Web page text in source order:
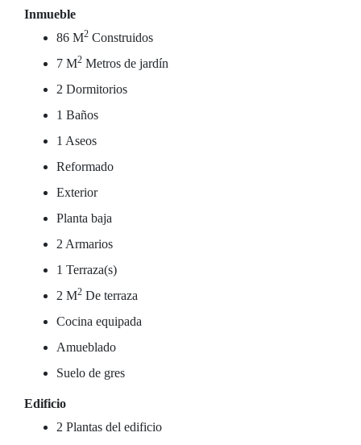
Inmueble
86 M2 Construidos
7 M2 Metros de jardín
2 Dormitorios
1 Baños
1 Aseos
Reformado
Exterior
Planta baja
2 Armarios
1 Terraza(s)
2 M2 De terraza
Cocina equipada
Amueblado
Suelo de gres
Edificio
2 Plantas del edificio